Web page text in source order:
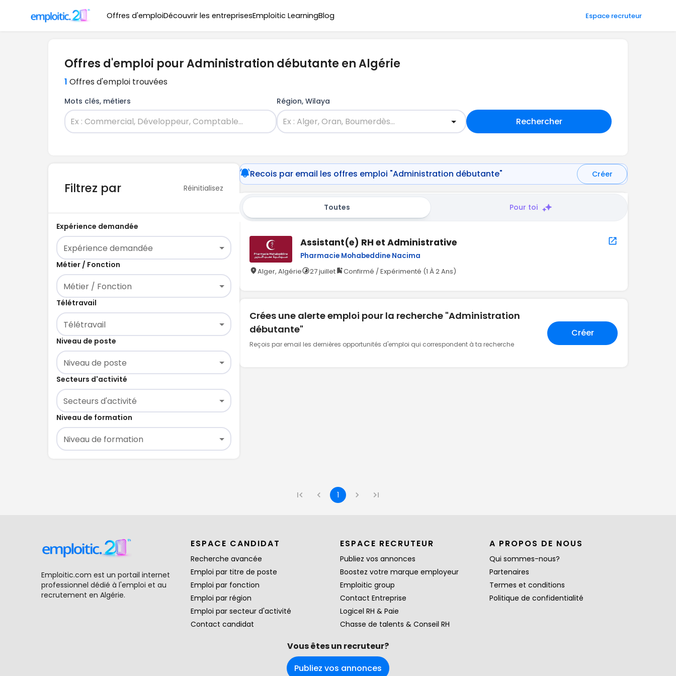
Offres d'emploiDécouvrir les entreprisesEmploitic LearningBlog Espace recruteur
Offres d'emploi pour Administration débutante en Algérie
1 Offres d'emploi trouvées
Mots clés, métiers Région, Wilaya
Rechercher
Filtrez par Réinitialisez
Expérience demandée
Expérience demandée
Métier / Fonction
Métier / Fonction
Télétravail
Télétravail
Niveau de poste
Niveau de poste
Secteurs d'activité
Secteurs d'activité
Niveau de formation
Niveau de formation
Recois par email les offres emploi "Administration débutante" Créer
Toutes Pour toi
Assistant(e) RH et Administrative
Pharmacie Mohabeddine Nacima
Alger, Algérie
27 juillet Confirmé / Expérimenté (1 À 2 Ans)
Crées une alerte emploi pour la recherche "Administration
débutante"
Reçois par email les dernières opportunités d'emploi qui correspondent à ta recherche
Créer
1
Emploitic.com est un portail internet
professionnel dédié à l'emploi et au
recrutement en Algérie.
ESPACE CANDIDAT
Recherche avancée
Emploi par titre de poste
Emploi par fonction
Emploi par région
Emploi par secteur d'activité
Contact candidat
ESPACE RECRUTEUR
Publiez vos annonces
Boostez votre marque employeur
Emploitic group
Contact Entreprise
Logicel RH & Paie
Chasse de talents & Conseil RH
A PROPOS DE NOUS
Qui sommes-nous?
Partenaires
Termes et conditions
Politique de confidentialité
Vous êtes un recruteur?
Publiez vos annonces